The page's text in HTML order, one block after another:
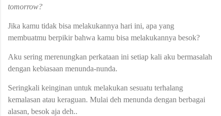
tomorrow?
Jika kamu tidak bisa melakukannya hari ini, apa yang
membuatmu berpikir bahwa kamu bisa melakukannya besok?
Aku sering merenungkan perkataan ini setiap kali aku bermasalah
dengan kebiasaan menunda-nunda.
Seringkali keinginan untuk melakukan sesuatu terhalang
kemalasan atau keraguan. Mulai deh menunda dengan berbagai
alasan, besok aja deh..